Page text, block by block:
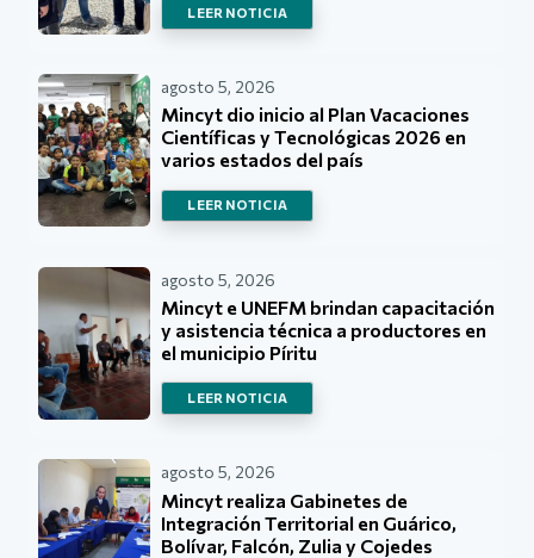
LEER NOTICIA
agosto 5, 2026
Mincyt dio inicio al Plan Vacaciones
Científicas y Tecnológicas 2026 en
varios estados del país
LEER NOTICIA
agosto 5, 2026
Mincyt e UNEFM brindan capacitación
y asistencia técnica a productores en
el municipio Píritu
LEER NOTICIA
agosto 5, 2026
Mincyt realiza Gabinetes de
Integración Territorial en Guárico,
Bolívar, Falcón, Zulia y Cojedes